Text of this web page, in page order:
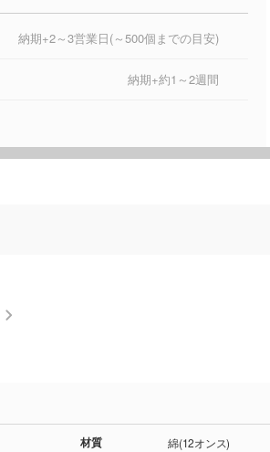
納期+2～3営業日(～500個までの目安)
納期+約1～2週間
材質 綿(12オンス)